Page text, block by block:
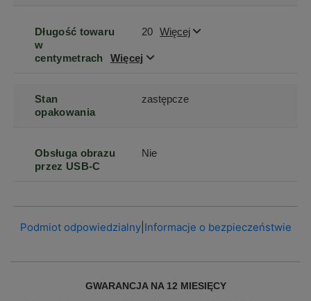
Długość towaru
w
centymetrach
Więcej
20 Więcej
Stan
opakowania
zastępcze
Obsługa obrazu
przez USB-C
Nie
Podmiot odpowiedzialny| Informacje o bezpieczeństwie
GWARANCJA NA 12 MIESIĘCY